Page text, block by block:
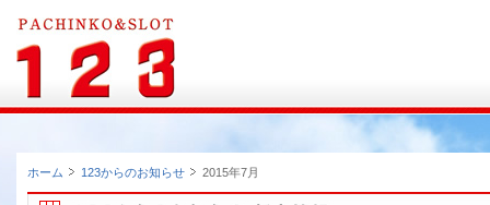
ホーム 123からのお知らせ 2015年7月